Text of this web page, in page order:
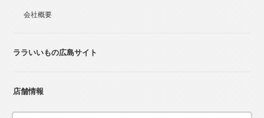
会社概要
ララいいもの広島サイト
店舗情報